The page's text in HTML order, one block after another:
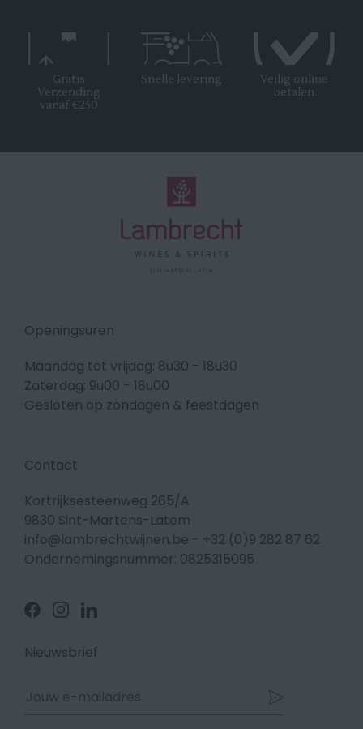
Gratis
Verzending
vanaf €250
Snelle levering
Veilig online
betalen
Openingsuren
Maandag tot vrijdag: 8u30 - 18u30
Zaterdag: 9u00 - 18u00
Gesloten op zondagen & feestdagen
Contact
Kortrijksesteenweg 265/A
9830 Sint-Martens-Latem
info@lambrechtwijnen.be - +32 (0)9 282 87 62
Ondernemingsnummer: 0825315095
Volg
ons
Facebook
Volg
ons
Instagram
Volg
ons
Linkedin
Nieuwsbrief